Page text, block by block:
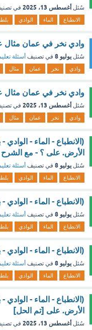
سُئل أغسطس 13، 2025 في
الانطباع الماء الوادي
وادي نخر في عمان مثال
سُئل يوليو 8 في تصنيف أسئلة
وادي نخر عمان مثال
وادي نخر في عمان مثال
سُئل أغسطس 13، 2025 في
وادي نخر عمان مثال
الأرض. على ؟ - مع الشرح
سُئل يوليو 8 في تصنيف أسئلة
الانطباع الماء الوادي
(الانطباع - الماء -
سُئل يوليو 8 في تصنيف أسئلة
الانطباع الماء الوادي
(الانطباع - الماء -
سُئل يوليو 8 في تصنيف أسئلة
الانطباع الماء الوادي
الأرض. على [تم الحل]
سُئل أغسطس 13، 2025 في